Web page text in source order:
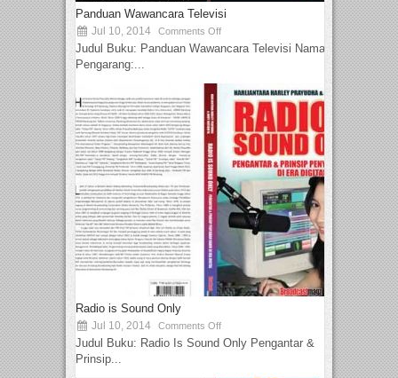
Panduan Wawancara Televisi
Jul 10, 2014 Comments Off
Judul Buku: Panduan Wawancara Televisi Nama
Pengarang:...
Radio is Sound Only
Jul 10, 2014 Comments Off
Judul Buku: Radio Is Sound Only Pengantar &
Prinsip...